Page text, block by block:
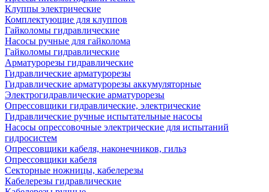
Клуппы электрические
Комплектующие для клуппов
Гайколомы гидравлические
Насосы ручные для гайколома
Гайколомы гидравлические
Арматурорезы гидравлические
Гидравлические арматурорезы
Гидравлические арматурорезы аккумуляторные
Электрогидравлические арматурорезы
Опрессовщики гидравлические, электрические
Гидравлические ручные испытательные насосы
Насосы опрессовочные электрические для испытаний
гидросистем
Опрессовщики кабеля, наконечников, гильз
Опрессовщики кабеля
Секторные ножницы, кабелерезы
Кабелерезы гидравлические